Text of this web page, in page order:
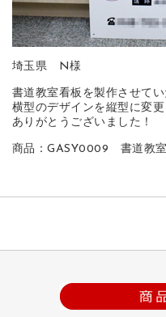
埼玉県 N様
書道教室看板を製作させてい
横型のデザインを縦型に変
ありがとうございました！
商品：GASY0009 書道教